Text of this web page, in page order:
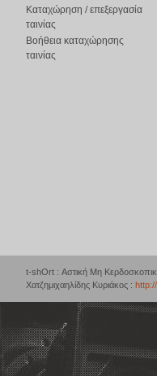
Καταχώρηση / επεξεργασία
ταινίας
Βοήθεια καταχώρησης
ταινίας
t-shOrt : Αστική Μη
Χατζημιχαηλίδης Κυριάκος :